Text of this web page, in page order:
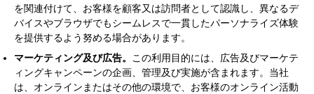
を関連付けて、お客様を顧客又は訪問者として認識し、異なるデ
バイスやブラウザでもシームレスで一貫したパーソナライズ体験
を提供するよう努める場合があります。
マーケティング及び広告。
この利用目的には、広告及びマーケテ
ィングキャンペーンの企画、管理及び実施が含まれます。当社
は、オンラインまたはその他の環境で、お客様のオンライン活動